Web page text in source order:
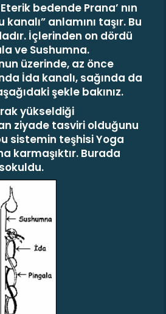
bedende Prana’ nın
anlamını taşır. Bu
İçlerinden on dördü
ve Sushumna.
üzerinde, az önce
İda kanalı, sağında da
şekle bakınız.
yükseldiği
ziyade tasviri olduğunu
sistemin teş­hisiYoga
karmaşıktır. Burada